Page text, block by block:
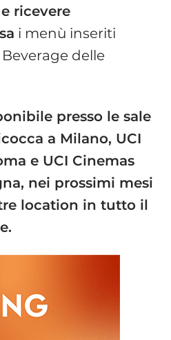
ricevere
i menù inseriti
delle
presso le sale
a Milano, UCI
e UCI Cinemas
nei prossimi mesi
location in tutto il